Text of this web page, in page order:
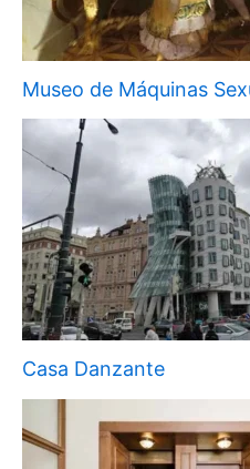
Museo de Máquinas
Casa Danzante